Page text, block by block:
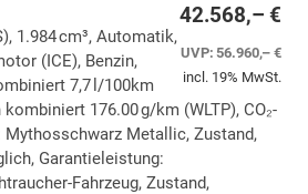
42.568,– €
UVP:56.960,– €
incl. 19% MwSt.
1.984 cm³, Automatik,
(ICE), Benzin,
7,7 l/100km
kombiniert 176.00 g/km (WLTP), CO₂-
Mythosschwarz Metallic, Zustand,
Garantieleistung:
Fahrzeug, Zustand,